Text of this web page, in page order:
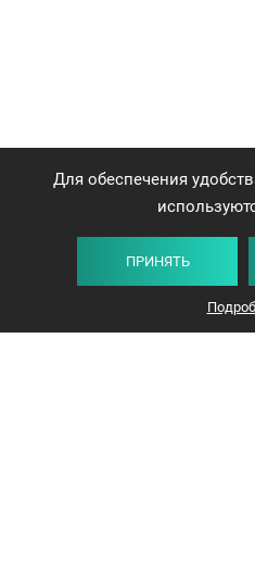
Для обеспечения
ПРИНЯТЬ